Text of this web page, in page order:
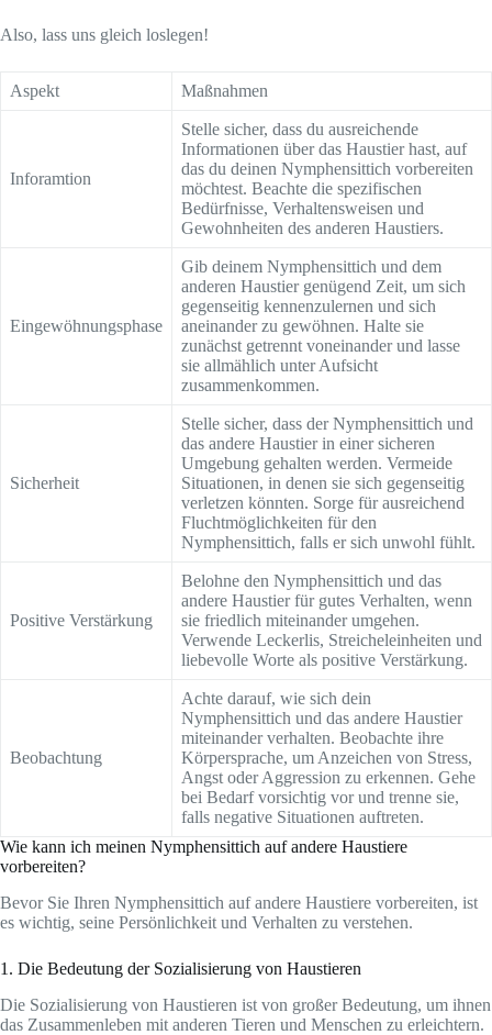
Also, lass uns gleich loslegen!
Aspekt Maßnahmen
Inforamtion
Stelle sicher, dass du ausreichende
Informationen über das Haustier hast, auf
das du deinen Nymphensittich vorbereiten
möchtest. Beachte die spezifischen
Bedürfnisse, Verhaltensweisen und
Gewohnheiten des anderen Haustiers.
Eingewöhnungsphase
Gib deinem Nymphensittich und dem
anderen Haustier genügend Zeit, um sich
gegenseitig kennenzulernen und sich
aneinander zu gewöhnen. Halte sie
zunächst getrennt voneinander und lasse
sie allmählich unter Aufsicht
zusammenkommen.
Sicherheit
Stelle sicher, dass der Nymphensittich und
das andere Haustier in einer sicheren
Umgebung gehalten werden. Vermeide
Situationen, in denen sie sich gegenseitig
verletzen könnten. Sorge für ausreichend
Fluchtmöglichkeiten für den
Nymphensittich, falls er sich unwohl fühlt.
Positive Verstärkung
Belohne den Nymphensittich und das
andere Haustier für gutes Verhalten, wenn
sie friedlich miteinander umgehen.
Verwende Leckerlis, Streicheleinheiten und
liebevolle Worte als positive Verstärkung.
Beobachtung
Achte darauf, wie sich dein
Nymphensittich und das andere Haustier
miteinander verhalten. Beobachte ihre
Körpersprache, um Anzeichen von Stress,
Angst oder Aggression zu erkennen. Gehe
bei Bedarf vorsichtig vor und trenne sie,
falls negative Situationen auftreten.
Wie kann ich meinen Nymphensittich auf andere Haustiere
vorbereiten?
Bevor Sie Ihren Nymphensittich auf andere Haustiere vorbereiten, ist
es wichtig, seine Persönlichkeit und Verhalten zu verstehen.
1. Die Bedeutung der Sozialisierung von Haustieren
Die Sozialisierung von Haustieren ist von großer Bedeutung, um ihnen
das Zusammenleben mit anderen Tieren und Menschen zu erleichtern.